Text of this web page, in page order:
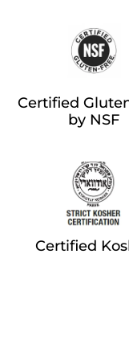
Certified
by NSF
Certified